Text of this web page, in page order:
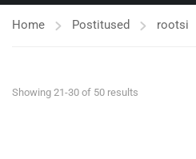
Home Postitused rootsi
Showing 21-30 of 50 results